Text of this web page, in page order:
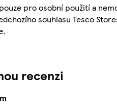
pro osobní použití a
souhlasu Tesco
recenzi